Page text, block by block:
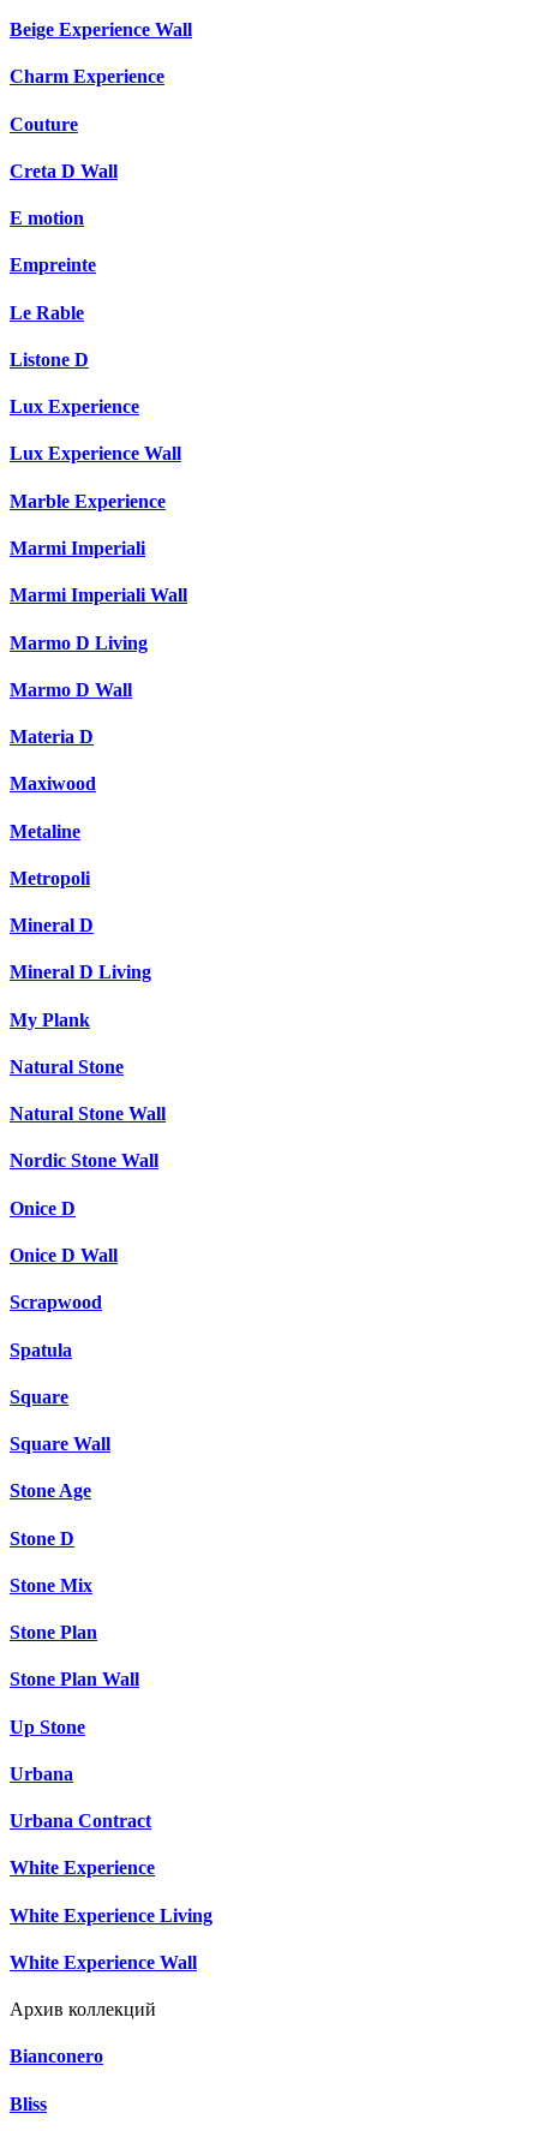
Beige Experience Wall
Charm Experience
Couture
Creta D Wall
E motion
Empreinte
Le Rable
Listone D
Lux Experience
Lux Experience Wall
Marble Experience
Marmi Imperiali
Marmi Imperiali Wall
Marmo D Living
Marmo D Wall
Materia D
Maxiwood
Metaline
Metropoli
Mineral D
Mineral D Living
My Plank
Natural Stone
Natural Stone Wall
Nordic Stone Wall
Onice D
Onice D Wall
Scrapwood
Spatula
Square
Square Wall
Stone Age
Stone D
Stone Mix
Stone Plan
Stone Plan Wall
Up Stone
Urbana
Urbana Contract
White Experience
White Experience Living
White Experience Wall
Архив коллекций
Bianconero
Bliss